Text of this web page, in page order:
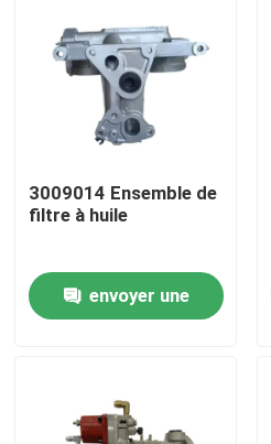
Produits
3009014 Ensemble de
filtre à huile
envoyer une